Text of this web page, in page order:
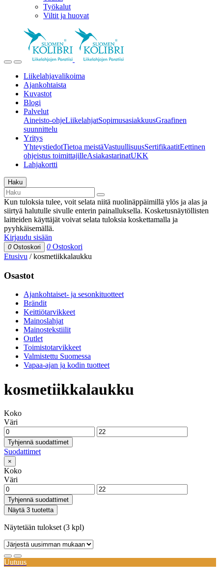
Työkalut
Viltit ja huovat
Liikelahjavalikoima
Ajankohtaista
Kuvastot
Blogi
Palvelut
Aineisto-ohjeLiikelahjatSopimusasiakkuusGraafinen
suunnittelu
Yritys
YhteystiedotTietoa meistäVastuullisuusSertifikaatitEettinen
ohjeistus toimittajilleAsiakastarinatUKK
Lahjakortti
Haku
Kun tuloksia tulee, voit selata niitä nuolinäppäimillä ylös ja alas ja
siirtyä halutulle sivulle enterin painalluksella. Kosketusnäytöllisten
laitteiden käyttäjät voivat selata tuloksia koskettamalla ja
pyyhkäisemällä.
Kirjaudu sisään
0 Ostoskori 0 Ostoskori
Etusivu /kosmetiikkalaukku
Osastot
Ajankohtaiset- ja sesonkituotteet
Brändit
Keittiötarvikkeet
Mainoslahjat
Mainostekstiilit
Outlet
Toimistotarvikkeet
Valmistettu Suomessa
Vapaa-ajan ja kodin tuotteet
kosmetiikkalaukku
Koko
Väri
Tyhjennä suodattimet
Suodattimet
×
Koko
Väri
Tyhjennä suodattimet
Näytä 3 tuotetta
Näytetään tulokset (3 kpl)
Uutuus